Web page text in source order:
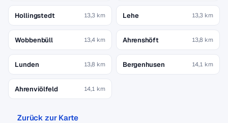
Hollingstedt 13,3 km Lehe 13,3 km
Wobbenbüll 13,4 km Ahrenshöft 13,8 km
Lunden 13,8 km Bergenhusen 14,1 km
Ahrenviölfeld 14,1 km
Zurück zur Karte